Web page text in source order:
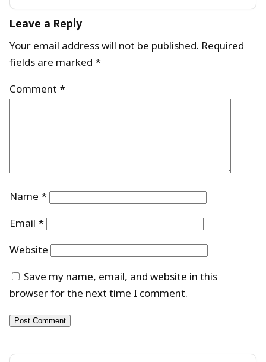
Leave a Reply
Your email address will not be published. Required
fields are marked *
Comment *
Name *
Email *
Website
Save my name, email, and website in this
browser for the next time I comment.